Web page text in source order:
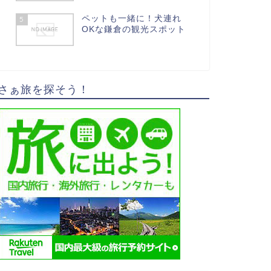
5
ペットも一緒に！犬連れ
OKな鎌倉の観光スポット
ぁ旅を探そう！